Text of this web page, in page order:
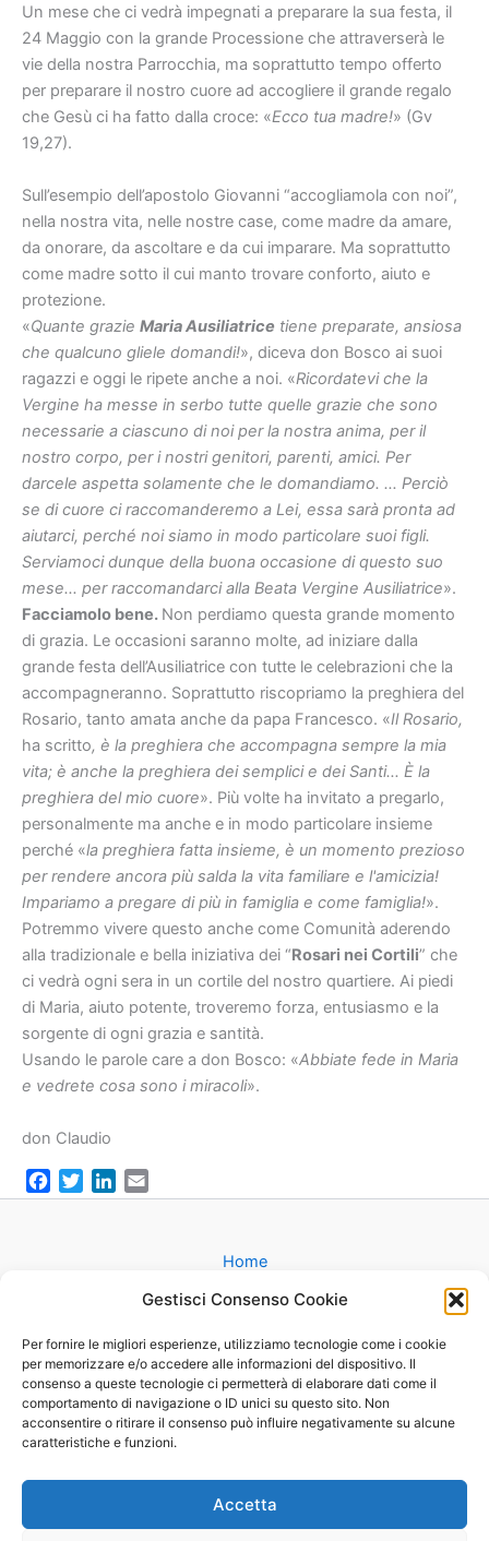
Gestisci Consenso Cookie
Per fornire le migliori esperienze, utilizziamo tecnologie come i cookie
per memorizzare e/o accedere alle informazioni del dispositivo. Il
consenso a queste tecnologie ci permetterà di elaborare dati come il
comportamento di navigazione o ID unici su questo sito. Non
acconsentire o ritirare il consenso può influire negativamente su alcune
caratteristiche e funzioni.
Accetta
Un mese che ci vedrà impegnati a preparare la sua festa, il
24 Maggio con la grande Processione che attraverserà le
vie della nostra Parrocchia, ma soprattutto tempo offerto
per preparare il nostro cuore ad accogliere il grande regalo
che Gesù ci ha fatto dalla croce: «Ecco tua madre!» (Gv
19,27).
Sull’esempio dell’apostolo Giovanni “accogliamola con noi”,
nella nostra vita, nelle nostre case, come madre da amare,
da onorare, da ascoltare e da cui imparare. Ma soprattutto
come madre sotto il cui manto trovare conforto, aiuto e
protezione.
«Quante grazie Maria Ausiliatrice tiene preparate, ansiosa
che qualcuno gliele domandi!», diceva don Bosco ai suoi
ragazzi e oggi le ripete anche a noi. «Ricordatevi che la
Vergine ha messe in serbo tutte quelle grazie che sono
necessarie a ciascuno di noi per la nostra anima, per il
nostro corpo, per i nostri genitori, parenti, amici. Per
darcele aspetta solamente che le domandiamo. … Perciò
se di cuore ci raccomanderemo a Lei, essa sarà pronta ad
aiutarci, perché noi siamo in modo particolare suoi figli.
Serviamoci dunque della buona occasione di questo suo
mese… per raccomandarci alla Beata Vergine Ausiliatrice».
Facciamolo bene. Non perdiamo questa grande momento
di grazia. Le occasioni saranno molte, ad iniziare dalla
grande festa dell’Ausiliatrice con tutte le celebrazioni che la
accompagneranno. Soprattutto riscopriamo la preghiera del
Rosario, tanto amata anche da papa Francesco. «Il Rosario,
ha scritto, è la preghiera che accompagna sempre la mia
vita; è anche la preghiera dei semplici e dei Santi… È la
preghiera del mio cuore». Più volte ha invitato a pregarlo,
personalmente ma anche e in modo particolare insieme
perché «la preghiera fatta insieme, è un momento prezioso
per rendere ancora più salda la vita familiare e l'amicizia!
Impariamo a pregare di più in famiglia e come famiglia!».
Potremmo vivere questo anche come Comunità aderendo
alla tradizionale e bella iniziativa dei “Rosari nei Cortili” che
ci vedrà ogni sera in un cortile del nostro quartiere. Ai piedi
di Maria, aiuto potente, troveremo forza, entusiasmo e la
sorgente di ogni grazia e santità.
Usando le parole care a don Bosco: «Abbiate fede in Maria
e vedrete cosa sono i miracoli».
don Claudio
a
k
w
i
n
m
Home
Matrimonio
Battesimo
Cammini
Oratorio
Contatti